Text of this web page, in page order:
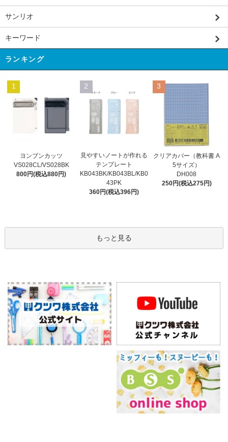
サンリオ
キーワード
ランキング
1
ヨンブンカッツ
VS028CL/VS028BK
800円(税込880円)
2
見やすいノートが作れる
テンプレート
KB043BK/KB043BL/KB0
43PK
360円(税込396円)
3
クリアカバー（教科書 A
5サイズ）
DH008
250円(税込275円)
もっと見る